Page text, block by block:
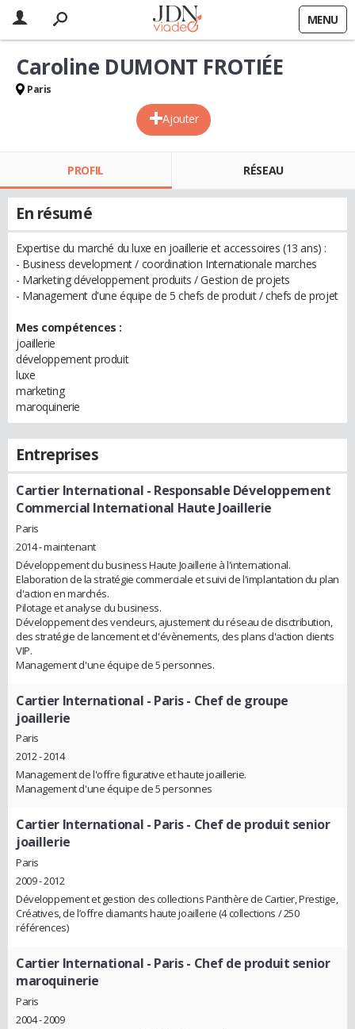
MENU
Ajouter
Caroline DUMONT FROTIÉE
Paris
PROFIL RÉSEAU
En résumé
Expertise du marché du luxe en joaillerie et accessoires (13 ans) :
- Business development / coordination Internationale marches
- Marketing développement produits / Gestion de projets
- Management d'une équipe de 5 chefs de produit / chefs de projet
Mes compétences :
joaillerie
développement produit
luxe
marketing
maroquinerie
Entreprises
Cartier International - Responsable Développement
Commercial International Haute Joaillerie
Paris
2014 - maintenant
Développement du business Haute Joaillerie à l'international.
Elaboration de la stratégie commerciale et suivi de l'implantation du plan
d'action en marchés.
Pilotage et analyse du business.
Développement des vendeurs, ajustement du réseau de disctribution,
des stratégie de lancement et d'évènements, des plans d'action clients
VIP.
Management d'une équipe de 5 personnes.
Cartier International - Paris- Chef de groupe
joaillerie
Paris
2012 - 2014
Management de l'offre figurative et haute joaillerie.
Management d'une équipe de 5 personnes
Cartier International - Paris- Chef de produit senior
joaillerie
Paris
2009 - 2012
Développement et gestion des collections Panthère de Cartier, Prestige,
Créatives, de l’offre diamants haute joaillerie (4 collections / 250
références)
Cartier International - Paris- Chef de produit senior
maroquinerie
Paris
2004 - 2009